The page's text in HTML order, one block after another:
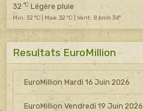
32 °CLégère pluie
Min: 32 °C | Max: 32 °C | Vent: 8 kmh 34°
Resultats EuroMillion
EuroMillion Mardi 16 Juin 2026
EuroMillion Vendredi 19 Juin 2026